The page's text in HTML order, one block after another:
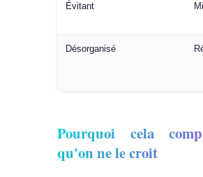
Évitant
Désorganisé
Pourquoi cela
qu'on ne le croit